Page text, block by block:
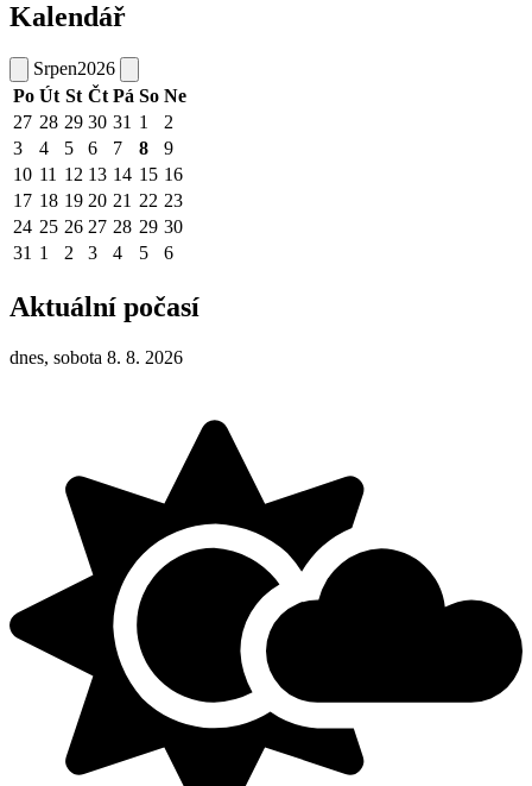
Kalendář
Srpen2026
Po Út St Čt Pá So Ne
27 28 29 30 31 1
2
3
4 5 6 7 8
9
10 11 12 13 14 15 16
17 18 19 20 21 22 23
24 25 26 27 28 29 30
31 1 2 3 4 5 6
Aktuální počasí
dnes, sobota 8. 8. 2026